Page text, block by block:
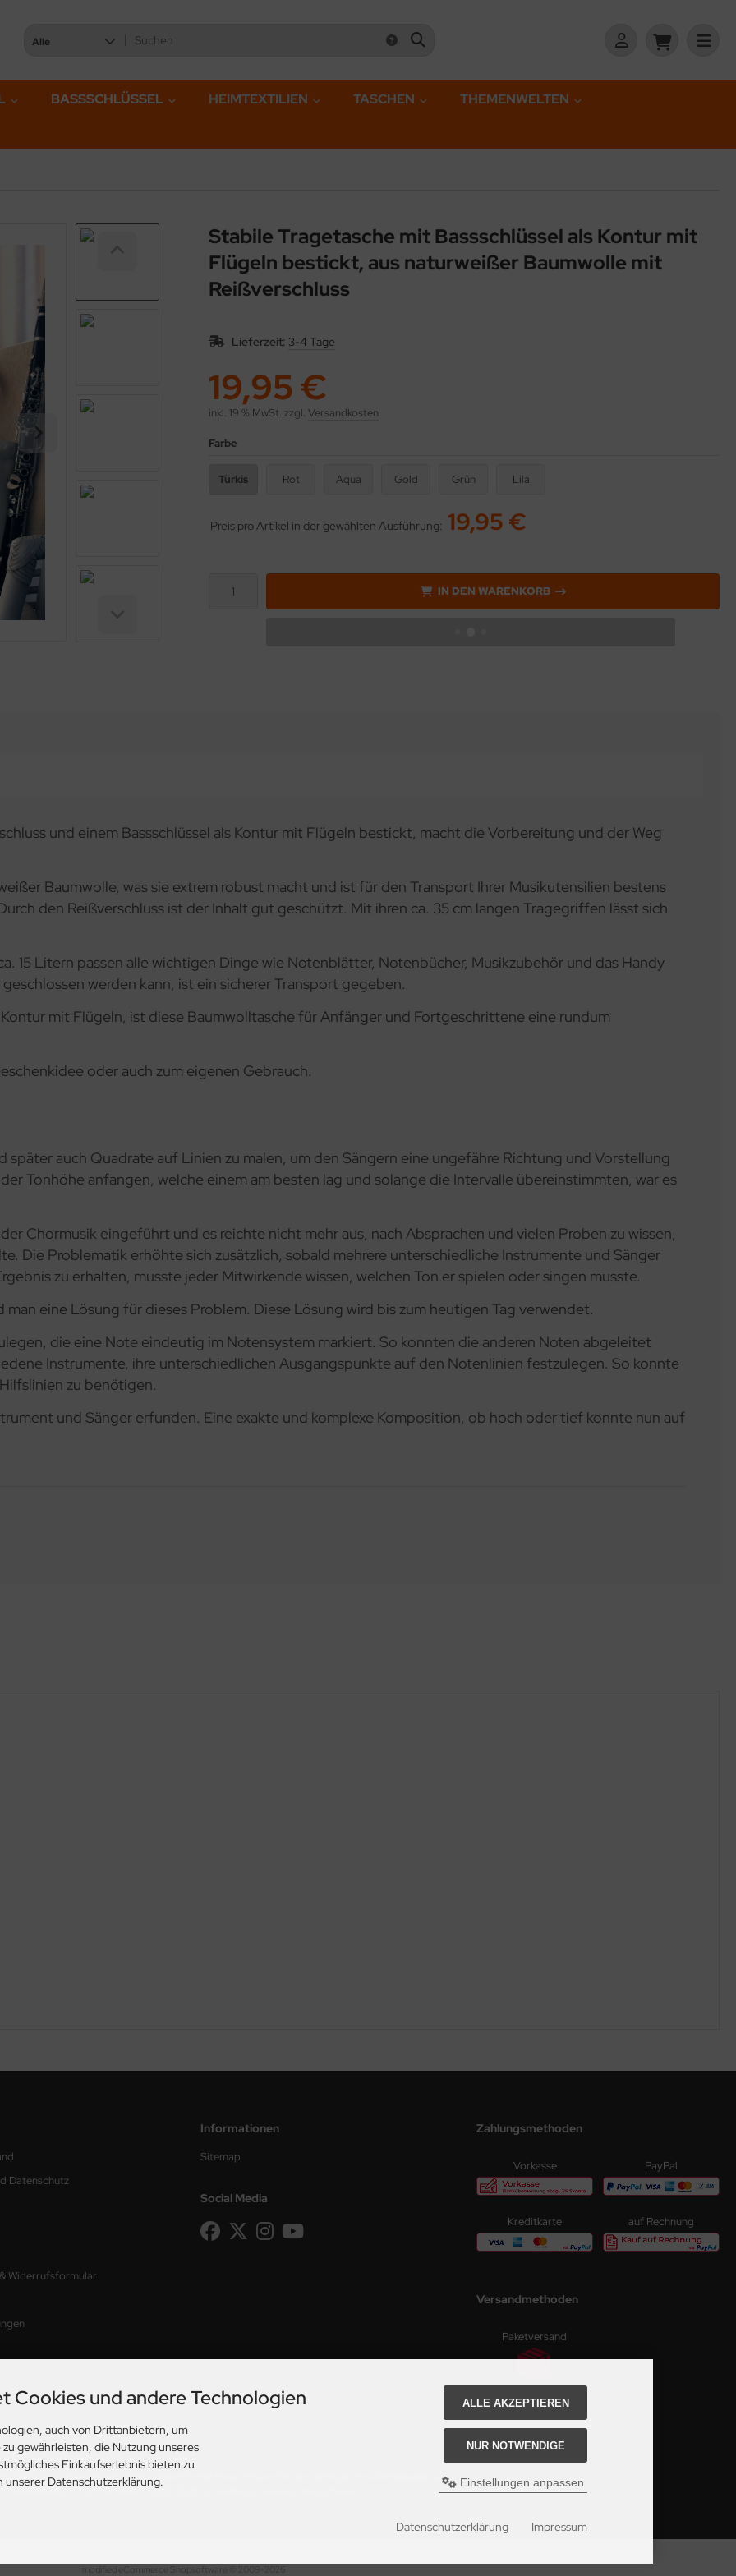
Alle
BASSSCHLÜSSEL HEIMTEXTILIEN TASCHEN
THEMENWELTEN
Stabile Tragetasche mit Bassschlüssel als Kontur mit
Flügeln bestickt, aus naturweißer Baumwolle mit
Reißverschluss
Lieferzeit: 3-4 Tage
19,95 €
inkl. 19 % MwSt. zzgl. Versandkosten
Farbe
Türkis Rot Aqua Gold Grün Lila
Preis pro Artikel in der gewählten Ausführung: 19,95 €
IN DEN WARENKORB
und einem Bassschlüssel als Kontur mit Flügeln bestickt, macht die Vorbereitung und der Weg
Baumwolle, was sie extrem robust macht und ist für den Transport Ihrer Musikutensilien bestens
den Reißverschluss ist der Inhalt gut geschützt. Mit ihren ca. 35 cm langen Tragegriffen lässt sich
15 Litern passen alle wichtigen Dinge wie Notenblätter, Notenbücher, Musikzubehör und das Handy
werden kann, ist ein sicherer Transport gegeben.
mit Flügeln, ist diese Baumwolltasche für Anfänger und Fortgeschrittene eine rundum
oder auch zum eigenen Gebrauch.
auch Quadrate auf Linien zu malen, um den Sängern eine ungefähre Richtung und Vorstellung
Tonhöhe anfangen, welche einem am besten lag und solange die Intervalle übereinstimmten, war es
Chormusik eingeführt und es reichte nicht mehr aus, nach Absprachen und vielen Proben zu wissen,
Die Problematik erhöhte sich zusätzlich, sobald mehrere unterschiedliche Instrumente und Sänger
zu erhalten, musste jeder Mitwirkende wissen, welchen Ton er spielen oder singen musste.
eine Lösung für dieses Problem. Diese Lösung wird bis zum heutigen Tag verwendet.
die eine Note eindeutig im Notensystem markiert. So konnten die anderen Noten abgeleitet
Instrumente, ihre unterschiedlichen Ausgangspunkte auf den Notenlinien festzulegen. So konnte
zu benötigen.
und Sänger erfunden. Eine exakte und komplexe Komposition, ob hoch oder tief konnte nun auf
Datenschutz
Widerrufsformular
Informationen
Sitemap
Social Media
Zahlungsmethoden
Vorkasse PayPal
Kreditkarte auf Rechnung
Versandmethoden
Paketversand
MwSt. zzgl. Versandkosten
. Die durchgestrichenen Preise entsprechen dem bisherigen Preis bei Musikdeko4u.
Musikdeko4u © 2026 | Template © 2009-2026 by modified eCommerce Shopsoftware
Cookies und andere Technologien
auch von Drittanbietern, um
gewährleisten, die Nutzung unseres
Einkaufserlebnis bieten zu
unserer Datenschutzerklärung.
ALLE AKZEPTIEREN
NUR NOTWENDIGE
Einstellungen anpassen
Datenschutzerklärung Impressum